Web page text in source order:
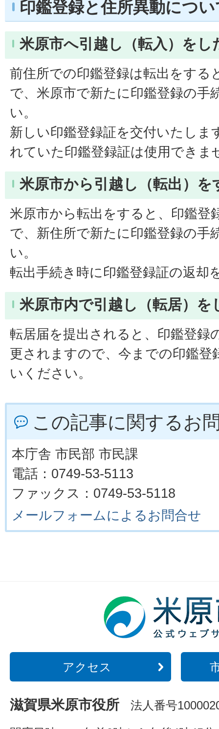
印鑑登録と住所異動につい
米原市へ引越し（転入）をし
前住所での印鑑登録は転出をする
で、米原市で新たに印鑑登録の手
い。
新しい印鑑登録証を交付いたしま
れていた印鑑登録証は使用できま
米原市から引越し（転出）を
米原市から転出をすると、印鑑登
で、新住所で新たに印鑑登録の手
い。
転出手続き時に印鑑登録証の返却
米原市内で引越し（転居）を
転居届を提出されると、印鑑登録
更されますので、今までの印鑑登
いください。
この記事に関するお
本庁舎 市民部 市民課
電話：0749-53-5113
ファックス：0749-53-5118
メールフォームによるお問合せ
アクセス
滋賀県米原市役所 法人番号